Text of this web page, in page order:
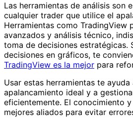
Las herramientas de análisis son
cualquier trader que utilice el
Herramientas como TradingView
avanzados y análisis técnico,
toma de decisiones estratégicas.
decisiones en gráficos, te
TradingView es la mejor para
Usar estas herramientas te
apalancamiento ideal y a
eficientemente. El conocimiento
mejores aliados para evitar